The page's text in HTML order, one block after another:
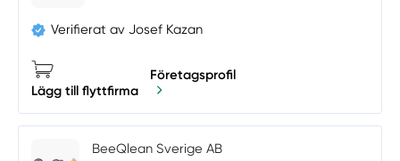
Verifierat av Josef Kazan
Lägg till flyttfirma
Företagsprofil
BeeQlean Sverige AB